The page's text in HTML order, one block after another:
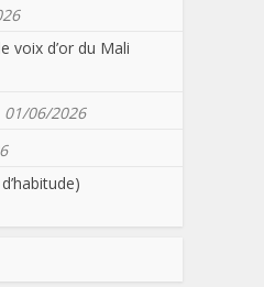
voix d’or du Mali
01/06/2026